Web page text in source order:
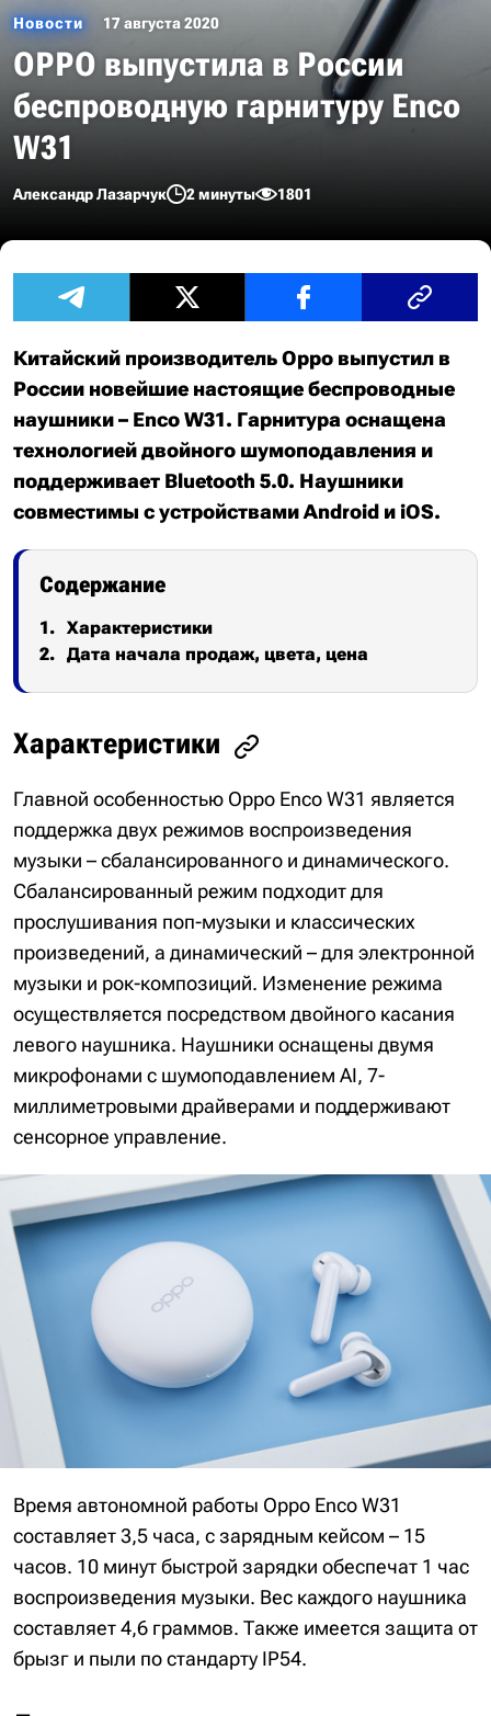
Новости 17 августа 2020
OPPO выпустила в России
беспроводную гарнитуру Enco
W31
Александр Лазарчук 2 минуты 1801
Китайский производитель Oppo выпустил в
России новейшие настоящие беспроводные
наушники – Enco W31. Гарнитура оснащена
технологией двойного шумоподавления и
поддерживает Bluetooth 5.0. Наушники
совместимы с устройствами Android и iOS.
Содержание
Характеристики
Дата начала продаж, цвета, цена
Характеристики
Главной особенностью Oppo Enco W31 является
поддержка двух режимов воспроизведения
музыки – сбалансированного и динамического.
Сбалансированный режим подходит для
прослушивания поп-музыки и классических
произведений, а динамический – для электронной
музыки и рок-композиций. Изменение режима
осуществляется посредством двойного касания
левого наушника. Наушники оснащены двумя
микрофонами с шумоподавлением AI, 7-
миллиметровыми драйверами и поддерживают
сенсорное управление.
Время автономной работы Oppo Enco W31
составляет 3,5 часа, с зарядным кейсом – 15
часов. 10 минут быстрой зарядки обеспечат 1 час
воспроизведения музыки. Вес каждого наушника
составляет 4,6 граммов. Также имеется защита от
брызг и пыли по стандарту IP54.